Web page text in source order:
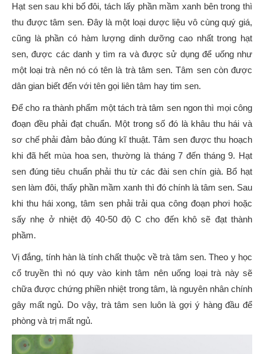
Hạt sen sau khi bổ đôi, tách lấy phần mầm xanh bên trong thì
thu được tâm sen. Đây là một loại dược liệu vô cùng quý giá,
cũng là phần có hàm lượng dinh dưỡng cao nhất trong hạt
sen, được các danh y tìm ra và được sử dụng để uống như
một loại trà nên nó có tên là trà tâm sen. Tâm sen còn được
dân gian biết đến với tên gọi liên tâm hay tim sen.
Để cho ra thành phẩm một tách trà tâm sen ngon thì mọi công
đoạn đều phải đạt chuẩn. Một trong số đó là khâu thu hái và
sơ chế phải đảm bảo đúng kĩ thuật. Tâm sen được thu hoạch
khi đã hết mùa hoa sen, thường là tháng 7 đến tháng 9. Hạt
sen đúng tiêu chuẩn phải thu từ các đài sen chín già. Bổ hạt
sen làm đôi, thấy phần mầm xanh thì đó chính là tâm sen. Sau
khi thu hái xong, tâm sen phải trải qua công đoạn phơi hoặc
sấy nhẹ ở nhiệt độ 40-50 độ C cho đến khô sẽ đạt thành
phầm.
Vị đắng, tính hàn là tính chất thuộc về trà tâm sen. Theo y học
cổ truyền thì nó quy vào kinh tâm nên uống loại trà này sẽ
chữa được chứng phiền nhiệt trong tâm, là nguyên nhân chính
gây mất ngủ. Do vậy, trà tâm sen luôn là gợi ý hàng đầu để
phòng và trị mất ngủ.